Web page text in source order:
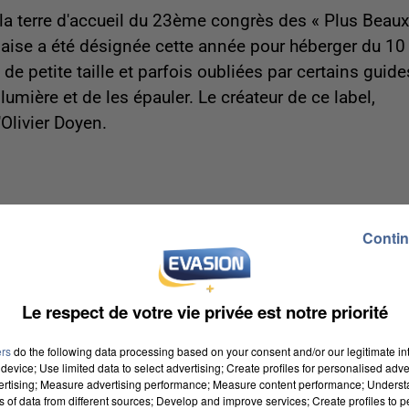
terre d'accueil du 23ème congrès des « Plus Beaux
a été désignée cette année pour héberger du 10
petite taille et parfois oubliées par certains
et de les épauler. Le créateur de ce label,
Doyen.
dernier a vanté les vues « admirables » de Moret-
comme par exemple le musée du sucre
une cité royale, façonnée et fortifiée par les
Actuellement, la place royale, les remparts, le
de ce passé médiéval.
Le respect de votre vie privée est notre priorité
do the following data processing based on your consent and/or our legitimate
Use limited data to select advertising; Create profiles for personalised
Measure advertising performance; Measure content performance;
of data from different sources; Develop and improve services; Create profiles to